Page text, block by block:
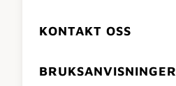
KONTAKT OSS
BRUKSANVISNINGER